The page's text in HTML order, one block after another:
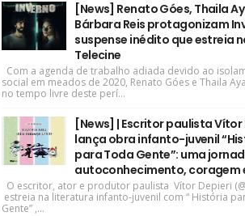
[News] Renato Góes, Thaila
Bárbara Reis protagonizam
suspense inédito que estreia
Telecine
Com a agenda de trabalho adiada devido ao
social em meados de 2020, Renato Góes e Thaila
no tempo livre deste perí...
[News] | Escritor paulista Vítor
lança obra infanto-juvenil
para Toda Gente”: uma
autoconhecimento, coragem
O escritor, ator e produtor paulista Vítor Depieri
estreia na literatura infanto-juvenil com “ História
Gente” ,...